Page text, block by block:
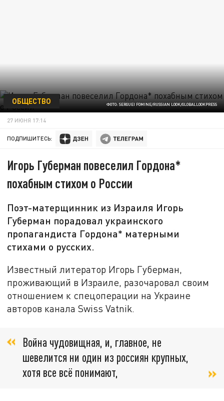
ФОТО: SERGUEI FOMINE/RUSSIAN LOOK/GLOBALLOOKPRESS
ОБЩЕСТВО
27 ИЮНЯ 17:14
ПОДПИШИТЕСЬ:
Игорь Губерман повеселил Гордона*
похабным стихом о России
Поэт-матерщинник из Израиля Игорь
Губерман порадовал украинского
пропагандиста Гордона* матерными
стихами о русских.
Известный литератор Игорь Губерман,
проживающий в Израиле, разочаровал своим
отношением к спецоперации на Украине
авторов канала Swiss Vatnik.
Война чудовищная, и, главное, не
шевелится ни один из россиян крупных,
хотя все всё понимают,